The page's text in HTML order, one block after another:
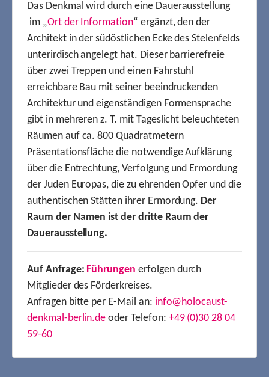
Das Denkmal wird durch eine Dauerausstellung
im „Ort der Information“ ergänzt, den der
Architekt in der südöstlichen Ecke des Stelenfelds
unterirdisch angelegt hat. Dieser barrierefreie
über zwei Treppen und einen Fahrstuhl
erreichbare Bau mit seiner beeindruckenden
Architektur und eigenständigen Formensprache
gibt in mehreren z. T. mit Tageslicht beleuchteten
Räumen auf ca. 800 Quadratmetern
Präsentationsfläche die notwendige Aufklärung
über die Entrechtung, Verfolgung und Ermordung
der Juden Europas, die zu ehrenden Opfer und die
authentischen Stätten ihrer Ermordung. Der
Raum der Namen ist der dritte Raum der
Dauerausstellung.
Auf Anfrage: Führungen erfolgen durch
Mitglieder des Förderkreises.
Anfragen bitte per E-Mail an: info@holocaust-
denkmal-berlin.de oder Telefon: +49 (0)30 28 04
59-60